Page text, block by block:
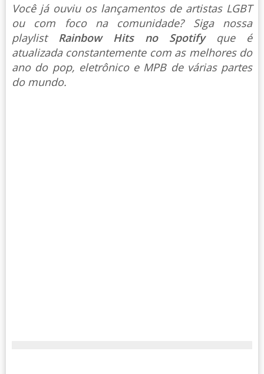
Você já ouviu os lançamentos de artistas LGBT
ou com foco na comunidade? Siga nossa
playlist Rainbow Hits no Spotify que é
atualizada constantemente com as melhores do
ano do pop, eletrônico e MPB de várias partes
do mundo.